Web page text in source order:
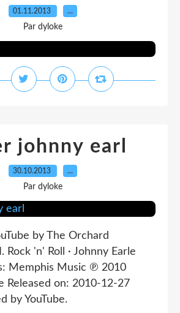
01.11.2013 …
Par dyloke
johnny earl
30.10.2013 …
Par dyloke
by The Orchard
Rock 'n' Roll · Johnny Earle
Memphis Music ℗ 2010
Released on: 2010-12-27
by YouTube.